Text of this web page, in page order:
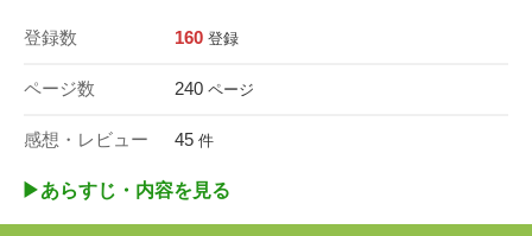
登録数 160 登録
ページ数 240 ページ
感想・レビュー 45 件
▶︎あらすじ・内容を見る